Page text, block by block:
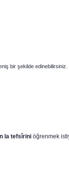
bir şekilde edinebilirsiniz.
la tefsîrini öğrenmek